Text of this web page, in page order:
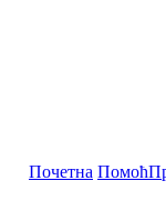
Почетна Помоћ